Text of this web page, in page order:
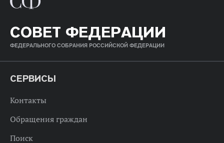
СОВЕТ ФЕДЕРАЦИИ
ФЕДЕРАЛЬНОГО СОБРАНИЯ РОССИЙСКОЙ ФЕДЕРАЦИИ
СЕРВИСЫ
Контакты
Обращения граждан
Поиск